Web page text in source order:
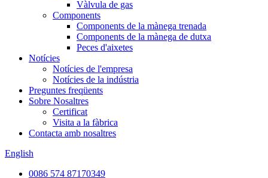
Vàlvula de gas
Components
Components de la mànega trenada
Components de la mànega de dutxa
Peces d'aixetes
Notícies
Notícies de l'empresa
Notícies de la indústria
Preguntes freqüents
Sobre Nosaltres
Certificat
Visita a la fàbrica
Contacta amb nosaltres
English
0086 574 87170349